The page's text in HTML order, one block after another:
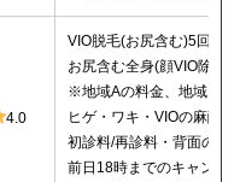
4.0
VIO脱毛(お尻含む)5回：
お尻含む全身(顔VIO除く
※地域Aの料金、地域Bは
ヒゲ・ワキ・VIOの麻酔
初診料/再診料・背面のシ
前日18時までのキャンセ